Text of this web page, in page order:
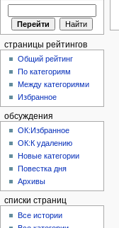
страницы рейтингов
Общий рейтинг
По категориям
Между категориями
Избранное
обсуждения
ОК:Избранное
ОК:К удалению
Новые категории
Повестка дня
Архивы
списки страниц
Все истории